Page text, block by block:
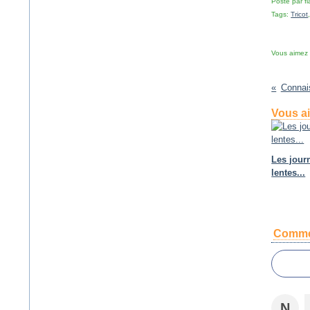
Tags:Tricot
Vous aimez
Vous
Les
lentes...